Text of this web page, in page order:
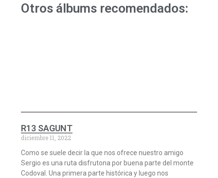
Otros álbums recomendados:
R13 SAGUNT
diciembre 11, 2022
Como se suele decir la que nos ofrece nuestro amigo
Sergio es una ruta disfrutona por buena parte del monte
Codoval. Una primera parte histórica y luego nos